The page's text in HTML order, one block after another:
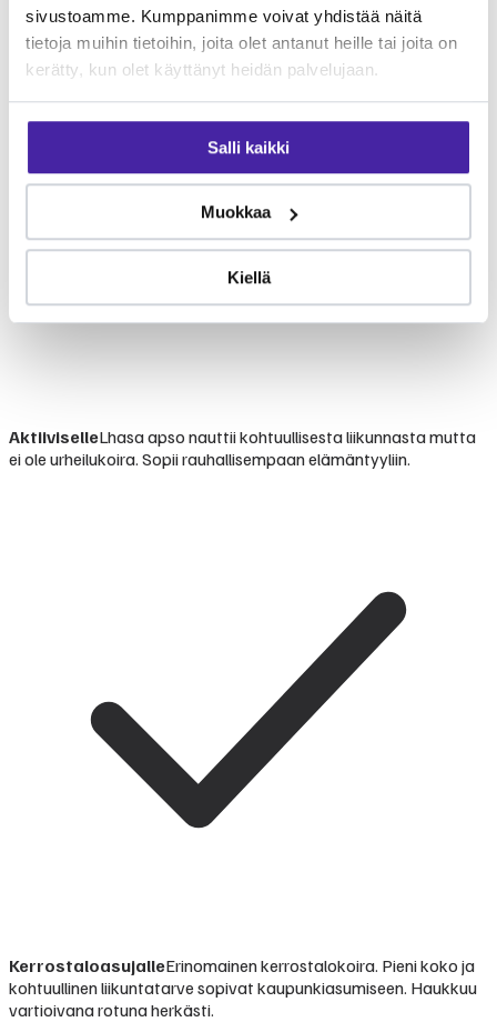
sivustoamme. Kumppanimme voivat yhdistää näitä
tietoja muihin tietoihin, joita olet antanut heille tai joita on
kerätty, kun olet käyttänyt heidän palvelujaan.
Salli kaikki
Muokkaa
Kiellä
AktiiviselleLhasa apso nauttii kohtuullisesta liikunnasta mutta
ei ole urheilukoira. Sopii rauhallisempaan elämäntyyliin.
KerrostaloasujalleErinomainen kerrostalokoira. Pieni koko ja
kohtuullinen liikuntatarve sopivat kaupunkiasumiseen. Haukkuu
vartioivana rotuna herkästi.